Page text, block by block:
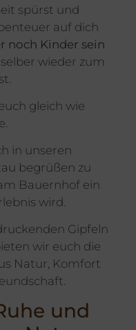
spürst und
auf dich
noch Kinder sein
wieder zum
gleich wie
in unseren
begrüßen zu
Bauernhof ein
wird.
Gipfeln
wir euch die
Natur, Komfort
und